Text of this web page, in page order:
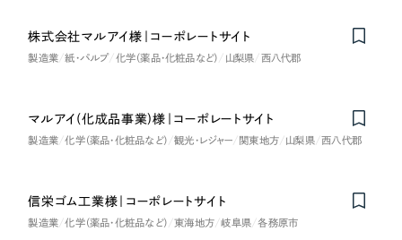
株式会社マルアイ様｜コーポレートサイト
製造業 紙・パルプ 化学（薬品・化粧品など） 山梨県 西八代郡
マルアイ(化成品事業)様｜コーポレートサイト
製造業 化学（薬品・化粧品など） 観光・レジャー 関東地方 山梨県 西八代郡
信栄ゴム工業様｜コーポレートサイト
製造業 化学（薬品・化粧品など） 東海地方 岐阜県 各務原市